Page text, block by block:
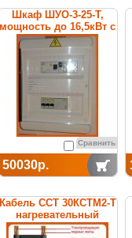
Шкаф ШУО-3-25-T,
мощность до 16,5кВт с
термостатом
Сравнить
50030р.
ССТ 30КСТМ2-Т
нагревательный
саморегулирующийся